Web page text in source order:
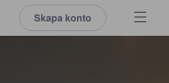
Skapa konto